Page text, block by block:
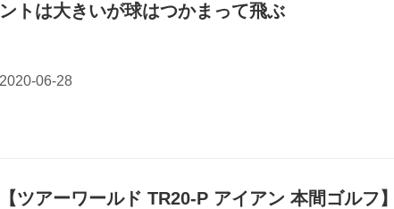
ントは大きいが球はつかまって飛ぶ
【ツアーワールド TR20-P アイアン 本間ゴルフ】